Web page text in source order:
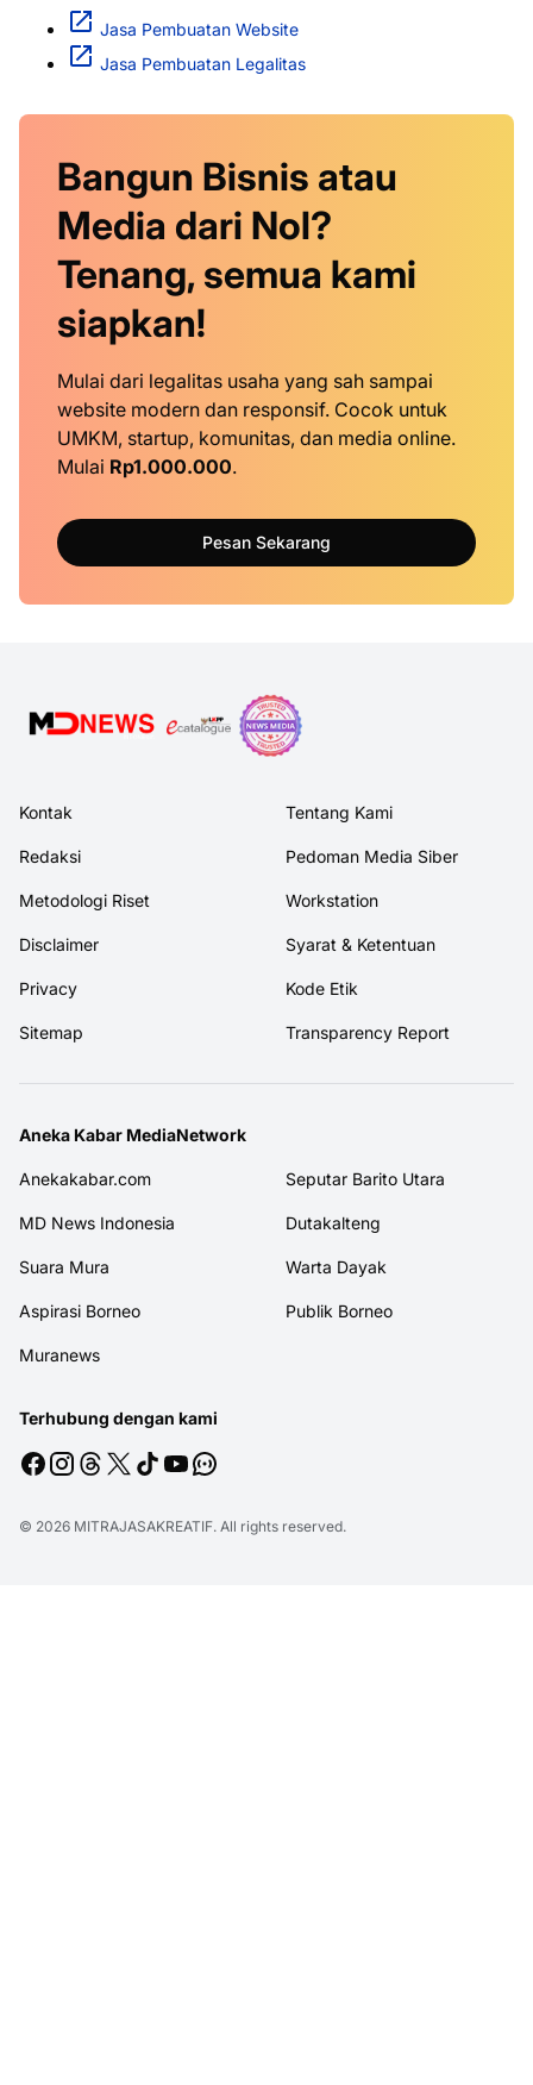
Jasa Pembuatan Website
Jasa Pembuatan Legalitas
Bangun Bisnis atau
Media dari Nol?
Tenang, semua kami
siapkan!
Mulai dari legalitas usaha yang sah sampai
website modern dan responsif. Cocok untuk
UMKM, startup, komunitas, dan media online.
Mulai Rp1.000.000.
Pesan Sekarang
Kontak Tentang Kami
Redaksi Pedoman Media Siber
Metodologi Riset Workstation
Disclaimer Syarat & Ketentuan
Privacy Kode Etik
Sitemap Transparency Report
Aneka Kabar MediaNetwork
Anekakabar.com Seputar Barito Utara
MD News Indonesia Dutakalteng
Suara Mura Warta Dayak
Aspirasi Borneo Publik Borneo
Muranews
Terhubung dengan kami
© 2026 MITRAJASAKREATIF. All rights reserved.